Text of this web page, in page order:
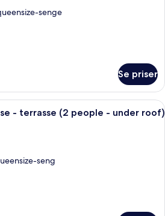
senge
Se priser
En moderne stue med en
- terrasse (2 people - under roof)
seng